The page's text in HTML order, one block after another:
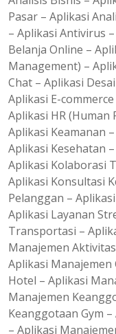
Pasar – Aplikasi
– Aplikasi Antivirus
Belanja Online –
Management) –
Chat – Aplikasi
Aplikasi E-
Aplikasi HR (Human
Aplikasi Keamanan
Aplikasi Kesehatan
Aplikasi Kolaborasi
Aplikasi Konsultasi
Pelanggan –
Aplikasi Layanan
Transportasi –
Manajemen
Aplikasi Manajemen
Hotel – Aplikasi
Manajemen
Keanggotaan Gym
– Aplikasi